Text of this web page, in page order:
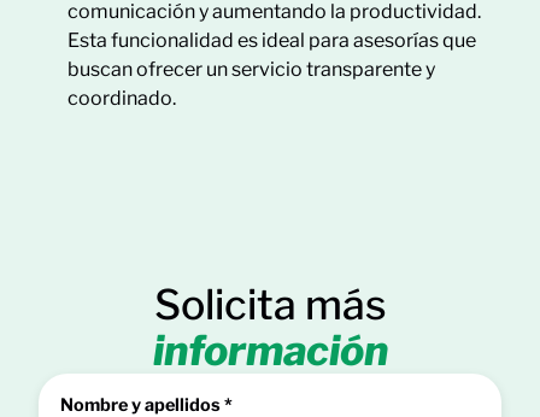
comunicación y aumentando la productividad.
Esta funcionalidad es ideal para asesorías que
buscan ofrecer un servicio transparente y
coordinado.
Solicita más
información
Nombre y apellidos *